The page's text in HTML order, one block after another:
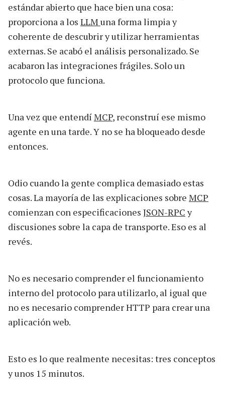
estándar abierto que hace bien una cosa:
proporciona a los LLM una forma limpia y
coherente de descubrir y utilizar herramientas
externas. Se acabó el análisis personalizado. Se
acabaron las integraciones frágiles. Solo un
protocolo que funciona.
Una vez que entendíMCP, reconstruí ese mismo
agente en una tarde. Y no se ha bloqueado desde
entonces.
Odio cuando la gente complica demasiado estas
cosas. La mayoría de las explicaciones sobre MCP
comienzan con especificaciones JSON-RPC y
discusiones sobre la capa de transporte. Eso es al
revés.
No es necesario comprender el funcionamiento
interno del protocolo para utilizarlo, al igual que
no es necesario comprender HTTP para crear una
aplicación web.
Esto es lo que realmente necesitas: tres conceptos
y unos 15 minutos.